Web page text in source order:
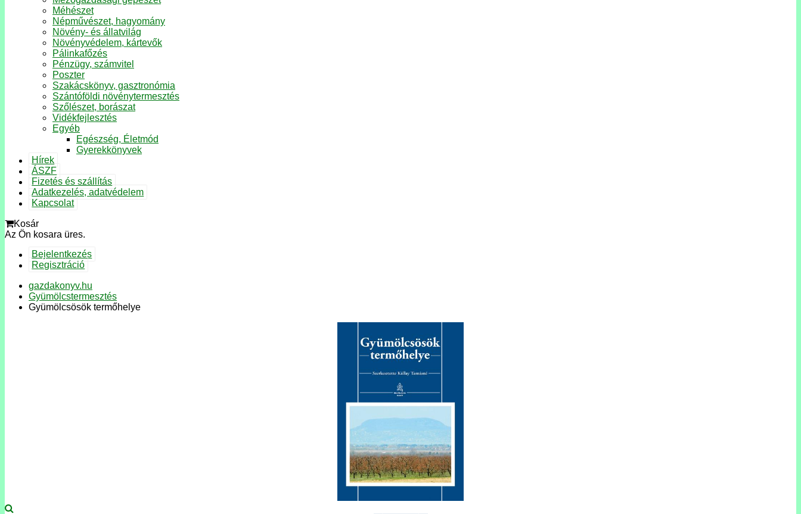
Méhészet
Népművészet, hagyomány
Növény- és állatvilág
Növényvédelem, kártevők
Pálinkafőzés
Pénzügy, számvitel
Poszter
Szakácskönyv, gasztronómia
Szántóföldi növénytermesztés
Szőlészet, borászat
Vidékfejlesztés
Egyéb
Egészség, Életmód
Gyerekkönyvek
Hírek
ÁSZF
Fizetés és szállítás
Adatkezelés, adatvédelem
Kapcsolat
Kosár
Az Ön kosara üres.
Bejelentkezés
Regisztráció
gazdakonyv.hu
Gyümölcstermesztés
Gyümölcsösök termőhelye